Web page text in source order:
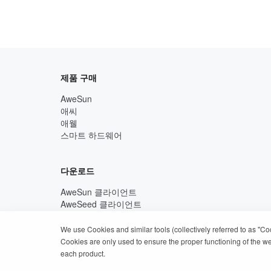
제품 구매
AweSun
애씨
애웰
스마트 하드웨어
다운로드
AweSun 클라이언트
AweSeed 클라이언트
개인 정보 보호 정책
We use Cookies and similar tools (collectively referred to as
Cookies are only used to ensure the proper functioning of the
each product.